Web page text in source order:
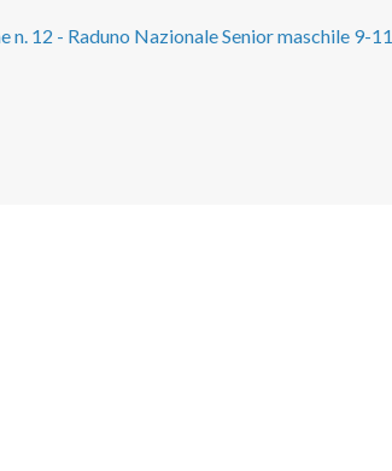
n. 12 - Raduno Nazionale Senior maschile 9-